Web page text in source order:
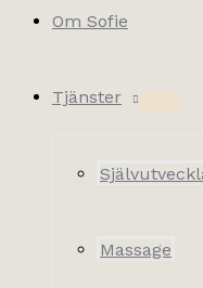
Om Sofie
Tjänster
Massage